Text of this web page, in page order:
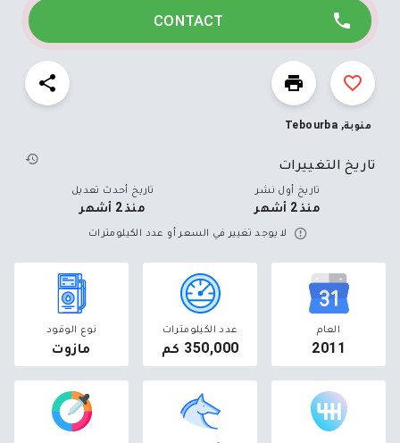
CONTACT
منوبة, Tebourba
تاريخ التغييرات
تاريخ أول نشر
منذ 2 أشهر
تاريخ أحدث تعديل
منذ 2 أشهر
لا يوجد تغيير في السعر أو عدد الكيلومترات
العام
2011
عدد الكيلومترات
350,000 كم
نوع الوقود
مازوت